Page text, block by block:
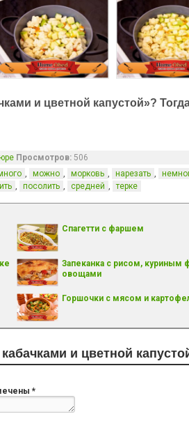
и цветной капустой»?
Просмотров: 506
, можно , морковь , нарезать ,
, посолить , средней , терке
Спагетти с фаршем
Запеканка с рисом, куриным
овощами
Горшочки с мясом и
и цветной
*